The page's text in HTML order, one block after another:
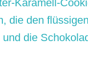
FLUFFIG
&
MIT